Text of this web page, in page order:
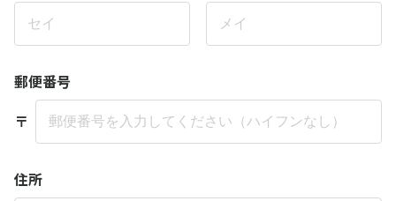
郵便番号
〒
住所